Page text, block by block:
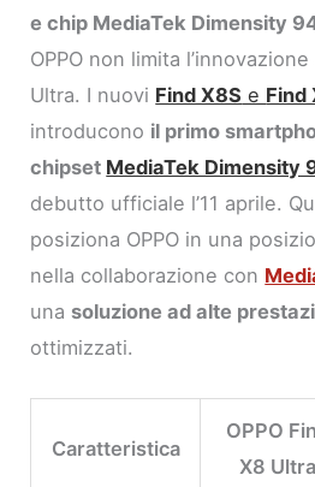
e chip MediaTek Dimensity
OPPO non limita
Ultra. I nuovi Find X8S e Find
introducono il primo
chipset MediaTek Dimensity
debutto ufficiale l’11 aprile.
posiziona OPPO in una
nella collaborazione con
una soluzione ad alte
ottimizzati.
Caratteristica
OPPO
X8 Ultra